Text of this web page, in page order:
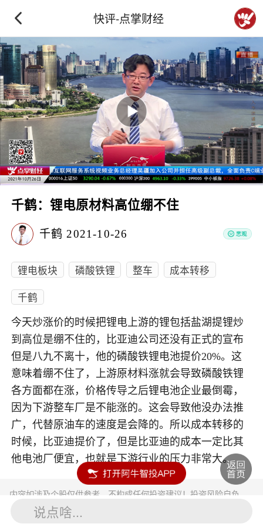
快评-点掌财经
千鹤：锂电原材料高位绷不住
千鹤 2021-10-26
锂电板块 磷酸铁锂 整车
成本转移
千鹤
今天炒涨价的时候把锂电上游的锂包括盐湖提锂炒
到高位是绷不住的，比亚迪公司还没有正式的宣布
但是八九不离十，他的磷酸铁锂电池提价20%。这
意味着绷不住了，上游原材料涨就会导致磷酸铁锂
各方面都在涨，价格传导之后锂电池企业最倒霉，
因为下游整车厂是不能涨的。这会导致他没办法推
广，代替原油车的速度是会降的。所以成本转移的
时候，比亚迪提价了，但是比亚迪的成本一定比其
他电池厂便宜，也就是下游行业的压力非常大。
内容如涉及个股仅供参考，不构成任何投资建议！投资风险自负。
投资有风险，入市须谨慎。
说点啥...